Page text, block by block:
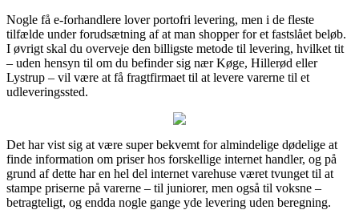
Nogle få e-forhandlere lover portofri levering, men i de fleste
tilfælde under forudsætning af at man shopper for et fastslået beløb.
I øvrigt skal du overveje den billigste metode til levering, hvilket tit
– uden hensyn til om du befinder sig nær Køge, Hillerød eller
Lystrup – vil være at få fragtfirmaet til at levere varerne til et
udleveringssted.
Det har vist sig at være super bekvemt for almindelige dødelige at
finde information om priser hos forskellige internet handler, og på
grund af dette har en hel del internet varehuse været tvunget til at
stampe priserne på varerne – til juniorer, men også til voksne –
betragteligt, og endda nogle gange yde levering uden beregning.